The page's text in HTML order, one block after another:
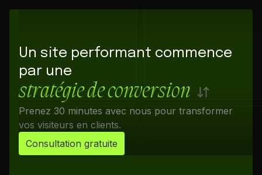
Un site performant commence
par une
stratégie de conversion
Prenez 30 minutes avec nous pour transformer
vos visiteurs en clients.
Consultation gratuite